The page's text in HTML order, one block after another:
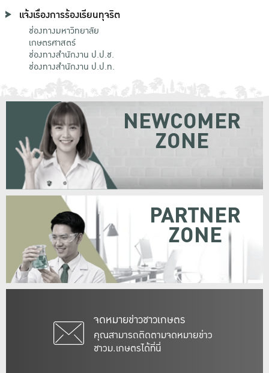
แจ้งเรื่องการร้องเรียนทุจริต
ช่องทางมหาวิทยาลัย
เกษตรศาสตร์
ช่องทางสำนักงาน ป.ป.ช.
ช่องทางสำนักงาน ป.ป.ท.
จดหมายข่าวชาวเกษตร
คุณสามารถติดตามจดหมายข่าว
ชาวม.เกษตรได้ที่นี่
NEWCOMER
ZONE
PARTNER
ZONE